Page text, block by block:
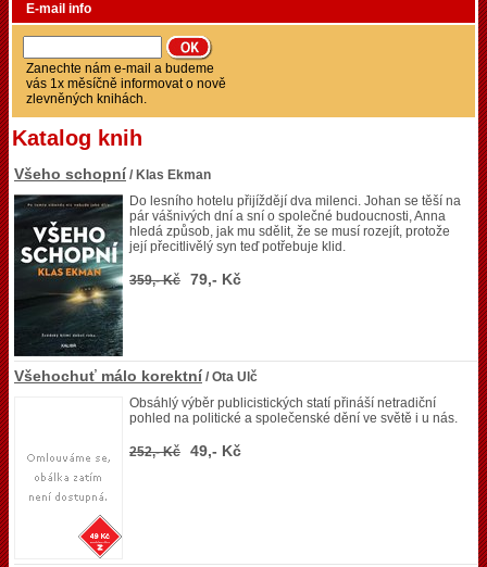
E-mail info
Zanechte nám e-mail a budeme
vás 1x měsíčně informovat o nově
zlevněných knihách.
Katalog knih
Všeho schopní / Klas Ekman
Do lesního hotelu přijíždějí dva milenci. Johan se těší na
pár vášnivých dní a sní o společné budoucnosti, Anna
hledá způsob, jak mu sdělit, že se musí rozejít, protože
její přecitlivělý syn teď potřebuje klid.
359,- Kč 79,- Kč
Všehochuť málo korektní / Ota Ulč
Obsáhlý výběr publicistických statí přináší netradiční
pohled na politické a společenské dění ve světě i u nás.
252,- Kč 49,- Kč